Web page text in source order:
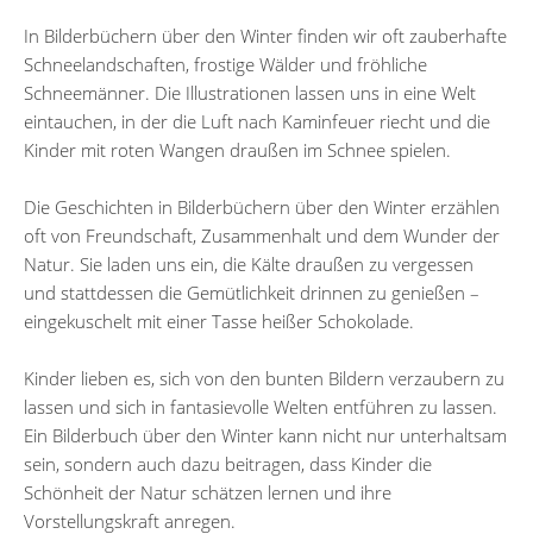
In Bilderbüchern über den Winter finden wir oft zauberhafte
Schneelandschaften, frostige Wälder und fröhliche
Schneemänner. Die Illustrationen lassen uns in eine Welt
eintauchen, in der die Luft nach Kaminfeuer riecht und die
Kinder mit roten Wangen draußen im Schnee spielen.
Die Geschichten in Bilderbüchern über den Winter erzählen
oft von Freundschaft, Zusammenhalt und dem Wunder der
Natur. Sie laden uns ein, die Kälte draußen zu vergessen
und stattdessen die Gemütlichkeit drinnen zu genießen –
eingekuschelt mit einer Tasse heißer Schokolade.
Kinder lieben es, sich von den bunten Bildern verzaubern zu
lassen und sich in fantasievolle Welten entführen zu lassen.
Ein Bilderbuch über den Winter kann nicht nur unterhaltsam
sein, sondern auch dazu beitragen, dass Kinder die
Schönheit der Natur schätzen lernen und ihre
Vorstellungskraft anregen.